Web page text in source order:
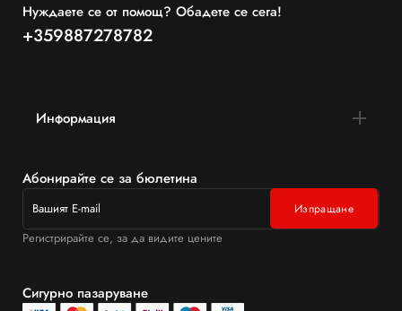
Нуждаете се от помощ? Обадете се сега!
+359887278782
Информация
Абонирайте се за бюлетина
Регистрирайте се, за да видите цените
Сигурно пазаруване